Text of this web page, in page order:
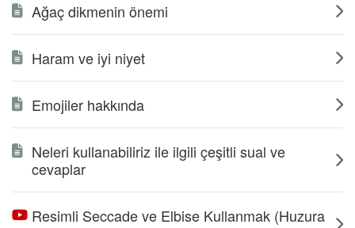
Ağaç dikmenin önemi
Haram ve iyi niyet
Emojiler hakkında
Neleri kullanabiliriz ile ilgili çeşitli sual ve
cevaplar
Resimli Seccade ve Elbise Kullanmak (Huzura